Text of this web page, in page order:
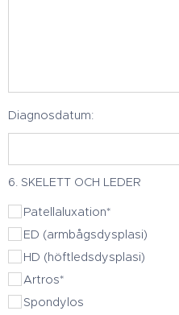
Diagnosdatum:
6. SKELETT OCH LEDER
Patellaluxation*
ED (armbågsdysplasi)
HD (höftledsdysplasi)
Artros*
Spondylos